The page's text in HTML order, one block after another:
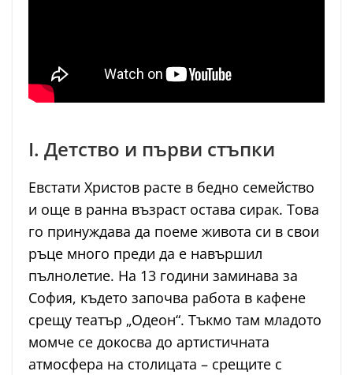
I. Детство и първи стъпки
Евстати Христов расте в бедно семейство
и още в ранна възраст остава сирак. Това
го принуждава да поеме живота си в свои
ръце много преди да е навършил
пълнолетие. На 13 години заминава за
София, където започва работа в кафене
срещу театър „Одеон“. Тъкмо там младото
момче се докосва до артистичната
атмосфера на столицата – срещите с